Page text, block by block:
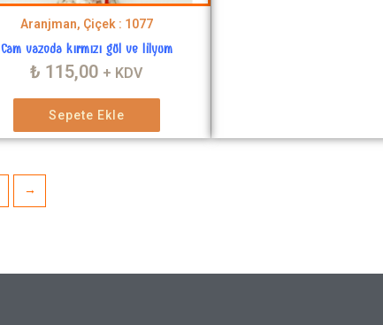
Aranjman, Çiçek : 1077
Cam vazoda kırmızı gül ve lilyum
₺ 115,00 + KDV
Sepete Ekle
→